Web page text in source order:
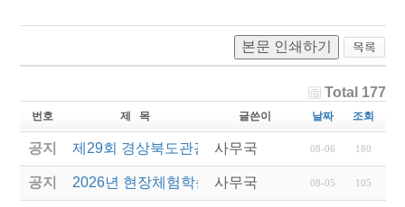
본문 인쇄하기
Total 177
번호 제 목 글쓴이 날짜 조회
공지 제29회 경상북도관광기념품공모전 결과발표
사무국 08-06 180
공지 2026년 현장체험학습 안전과정(신규.재강습) 교육
사무국 08-05 105